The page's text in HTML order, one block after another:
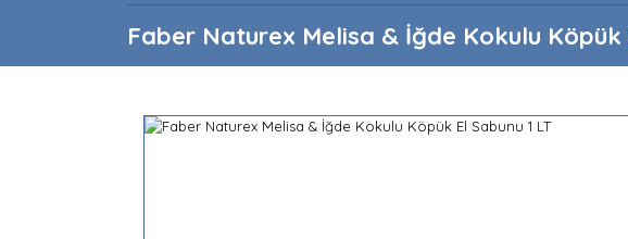
Faber Naturex Melisa & İğde Kokulu Köpük